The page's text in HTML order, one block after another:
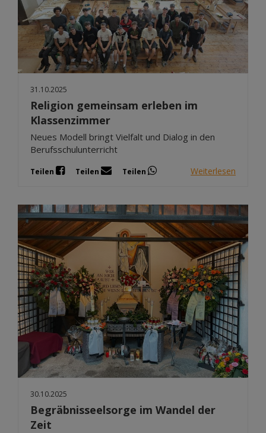
Apr 2026
Mär 2026
Feb 2026
Jan 2026
Dez 2025
Okt 2025
31.10.2025
Religion gemeinsam erleben im
Klassenzimmer
Neues Modell bringt Vielfalt und Dialog in den
Berufsschulunterricht
Teilen Teilen Teilen Weiterlesen
30.10.2025
Begräbnisseelsorge im Wandel der
Zeit